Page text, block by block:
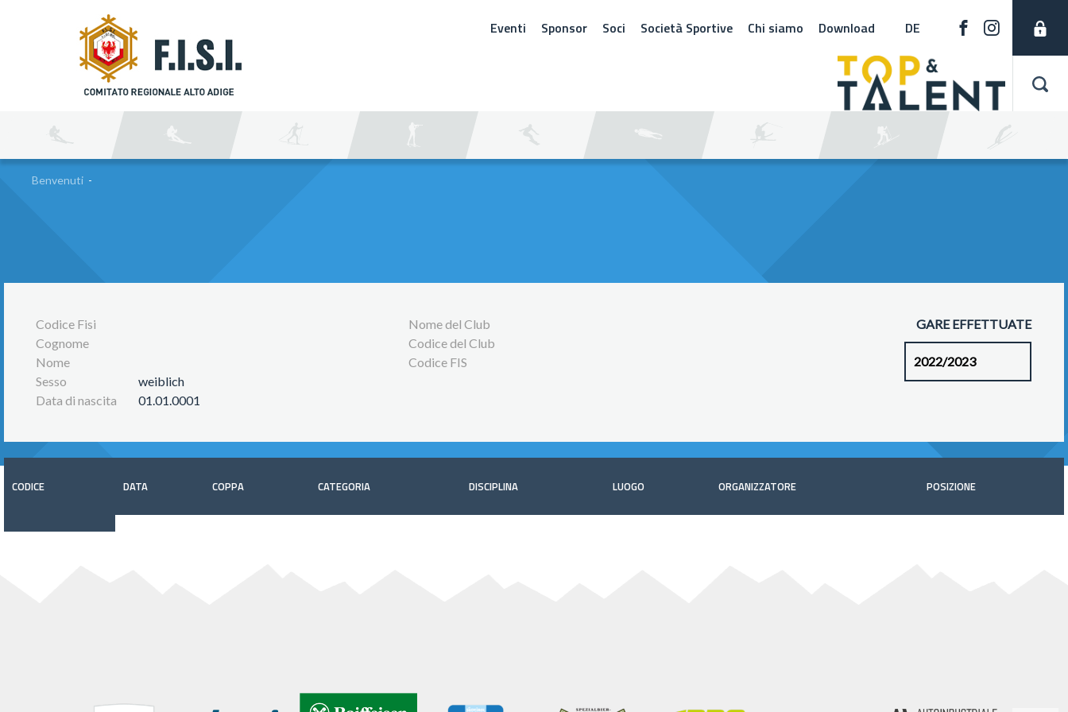
Eventi Sponsor Soci Società Sportive Chi siamo Download DE
Benvenuti -
Codice Fisi
Cognome
Nome
Sesso
weiblich
Data di nascita
01.01.0001
Nome del Club
Codice del Club
Codice FIS
GARE EFFETTUATE
CODICE DATA COPPA CATEGORIA DISCIPLINA LUOGO ORGANIZZATORE POSIZIONE